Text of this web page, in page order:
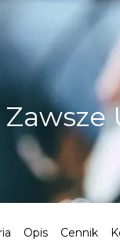
Opis Cennik